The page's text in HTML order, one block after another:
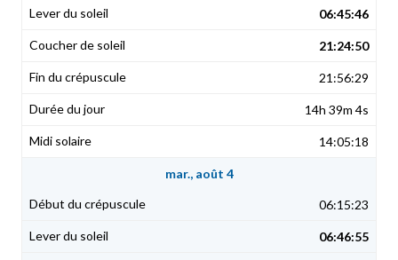
06:45:46
21:24:50
21:56:29
14h 39m 4s
14:05:18
mar., août 4
06:15:23
06:46:55